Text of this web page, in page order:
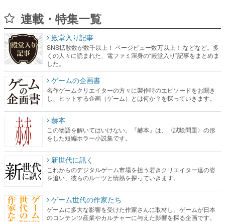
連載・特集一覧
殿堂入り記事
SNS拡散数が数千以上！ ページビュー数万以上！ などなど。多
くの人々に読まれた、電ファミ渾身の“殿堂入り”記事をまとめま
した。
ゲームの企画書
名作ゲームクリエイターの方々に製作時のエピソードをお聞き
し、ヒットする企画（ゲーム）とは何か？を探っていきます。
赫本
この物語を解いてはいけない。『赫本』は、〈試験問題〉の形
をした短編ホラー小説集です。
新世代に訊く
これからのデジタルゲーム市場を担う若きクリエイター達の姿
を追い、彼らのルーツと情熱を探っていきます。
ゲーム世代の作家たち
ゲームに多大な影響を受けた作家さんに取材し、ゲームが日本
のコンテンツ産業やカルチャーに与えた影響を探る企画です。